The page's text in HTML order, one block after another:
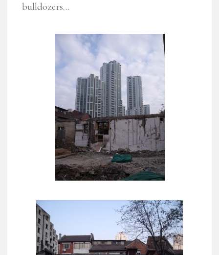
bulldozers…